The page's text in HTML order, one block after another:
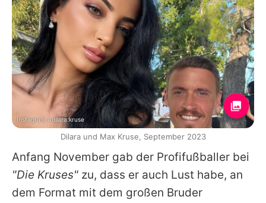
Anfang November gab der Profifußballer bei
"Die Kruses" zu, dass er auch Lust habe, an
dem Format mit dem großen Bruder
Instagram / dilara.kruse
Dilara und Max Kruse, September 2023